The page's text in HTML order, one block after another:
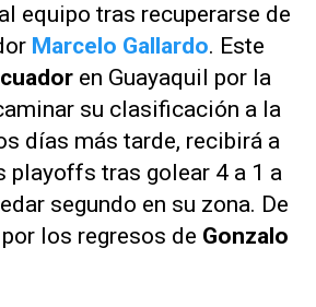
equipo tras recuperarse de
Marcelo Gallardo. Este
en Guayaquil por la
su clasificación a la
días más tarde, recibirá a
playoffs tras golear 4 a 1 a
segundo en su zona. De
los regresos de Gonzalo